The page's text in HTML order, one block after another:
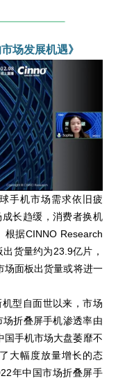
场发展机遇》
手机市场需求依旧疲
长趋缓，消费者换机
据CINNO Research
货量约为23.9亿片，
场面板出货量或将进一
型自面世以来，市场
折叠屏手机渗透率由
国手机市场大盘萎靡不
大幅度放量增长的态
年中国市场折叠屏手